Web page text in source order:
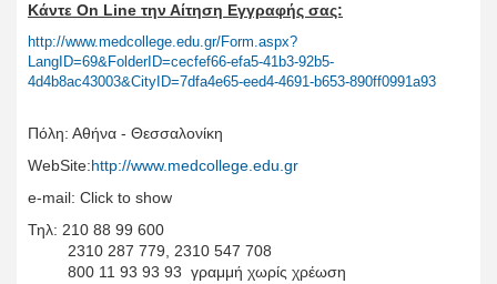
Κάντε On Line την Αίτηση Εγγραφής σας:
http://www.medcollege.edu.gr/Form.aspx?
LangID=69&FolderID=cecfef66-efa5-41b3-92b5-
4d4b8ac43003&CityID=7dfa4e65-eed4-4691-b653-890ff0991a93
Πόλη: Αθήνα - Θεσσαλονίκη
WebSite:http://www.medcollege.edu.gr
e-mail: Click to show
Τηλ: 210 88 99 600
2310 287 779, 2310 547 708
800 11 93 93 93 γραμμή χωρίς χρέωση